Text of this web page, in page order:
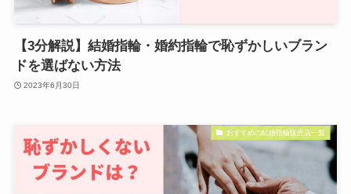
【3分解説】結婚指輪・婚約指輪で恥ずかしいブラン
ドを選ばない方法
2023年6月30日
おすすめの結婚指輪販売店一覧